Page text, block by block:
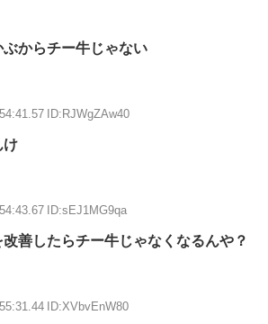
からチー牛じゃない
ID:RJWgZAw40
け
ID:sEJ1MG9qa
善したらチー牛じゃなくなるんや？
ID:XVbvEnW80